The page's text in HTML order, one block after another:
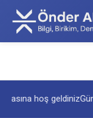
hoş geldiniz